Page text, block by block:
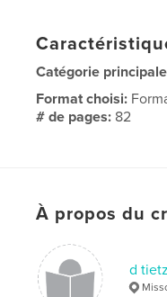
Catégorie
Format choisi:
# de pages: 82
À propos du
d tietz